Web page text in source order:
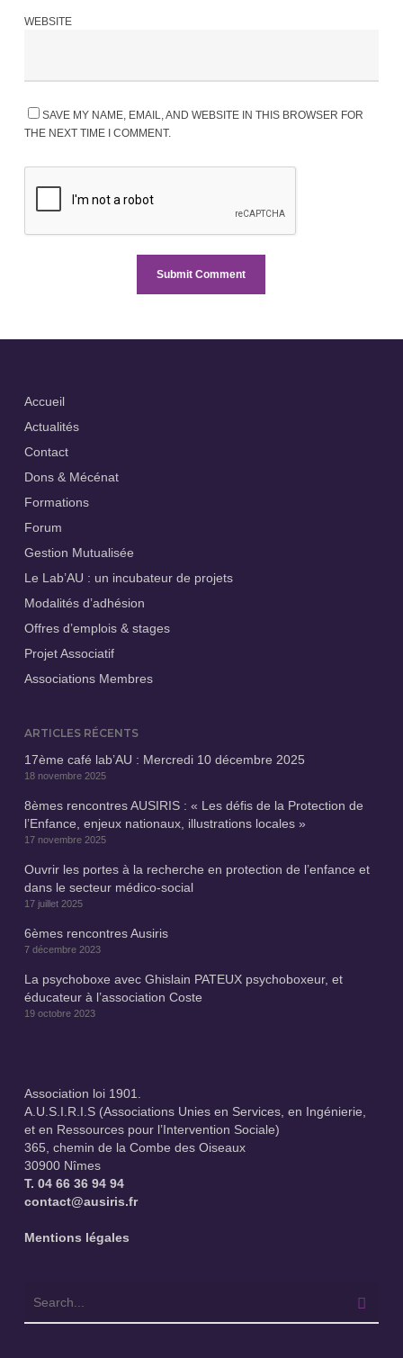
WEBSITE
SAVE MY NAME, EMAIL, AND WEBSITE IN THIS BROWSER FOR
THE NEXT TIME I COMMENT.
Accueil
Actualités
Contact
Dons & Mécénat
Formations
Forum
Gestion Mutualisée
Le Lab’AU : un incubateur de projets
Modalités d’adhésion
Offres d’emplois & stages
Projet Associatif
Associations Membres
ARTICLES RÉCENTS
17ème café lab’AU : Mercredi 10 décembre 2025
18 novembre 2025
8èmes rencontres AUSIRIS : « Les défis de la Protection de
l’Enfance, enjeux nationaux, illustrations locales »
17 novembre 2025
Ouvrir les portes à la recherche en protection de l’enfance et
dans le secteur médico-social
17 juillet 2025
6èmes rencontres Ausiris
7 décembre 2023
La psychoboxe avec Ghislain PATEUX psychoboxeur, et
éducateur à l’association Coste
19 octobre 2023
Association loi 1901.
A.U.S.I.R.I.S (Associations Unies en Services, en Ingénierie,
et en Ressources pour l’Intervention Sociale)
365, chemin de la Combe des Oiseaux
30900 Nîmes
T. 04 66 36 94 94
contact@ausiris.fr
Mentions légales